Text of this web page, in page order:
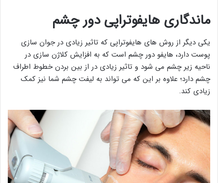
ماندگاری هایفوتراپی دور چشم
یکی دیگر از روش های هایفوتراپی که تاثیر زیادی در جوان سازی
پوست دارد، هایفو دور چشم است که به افزایش کلاژن سازی در
ناحیه زیر چشم می شود و تاثیر زیادی در از بین بردن خطوط اطراف
چشم دارد؛ علاوه بر این که می تواند به لیفت چشم شما نیز کمک
زیادی کند.